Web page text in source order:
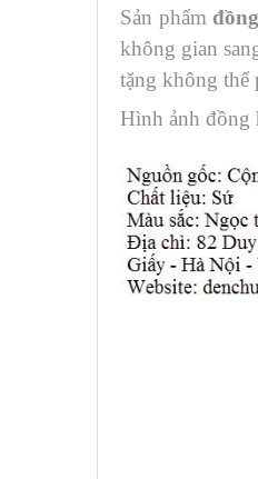
Sản phẩm
không gian
tặng không thể
Hình ảnh đồng